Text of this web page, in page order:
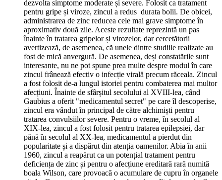
dezvolta simptome moderate și severe. Folosit ca tratament
pentru gripe și viroze, zincul a redus durata bolii. De obicei,
administrarea de zinc reducea cele mai grave simptome în
aproximativ două zile. Aceste rezultate reprezintă un pas
înainte în tratarea gripelor și virozelor, dar cercetătorii
avertizează, de asemenea, că unele dintre studiile realizate au
fost de mică anvergură. De asemenea, deși constatările sunt
interesante, nu ne pot spune prea multe despre modul în care
zincul frânează efectiv o infecție virală precum răceala. Zincul
a fost folosit de-a lungul istoriei pentru combaterea mai multor
afecțiuni. Înainte de sfârșitul secolului al XVIII-lea, când
Gaubius a oferit "medicamentul secret" pe care îl descoperise,
zincul era vândut în principal de către alchimiști pentru
tratarea convulsiilor severe. Pentru o vreme, în secolul al
XIX-lea, zincul a fost folosit pentru tratarea epilepsiei, dar
până în secolul al XX-lea, medicamentul a pierdut din
popularitate și a dispărut din atenția oamenilor. Abia în anii
1960, zincul a reapărut ca un potențial tratament pentru
deficiența de zinc și pentru o afecțiune ereditară rară numită
boala Wilson, care provoacă o acumulare de cupru în organele